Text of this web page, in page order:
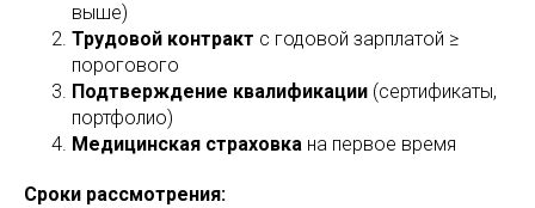
выше)
Трудовой контракт с годовой зарплатой ≥
порогового
Подтверждение квалификации (сертификаты,
портфолио)
Медицинская страховка на первое время
Сроки рассмотрения: